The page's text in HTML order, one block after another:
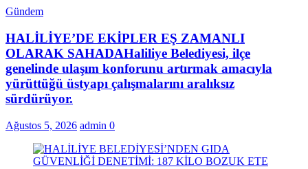
Gündem
HALİLİYE’DE EKİPLER EŞ ZAMANLI
OLARAK SAHADAHaliliye Belediyesi, ilçe
genelinde ulaşım konforunu artırmak amacıyla
yürüttüğü üstyapı çalışmalarını aralıksız
sürdürüyor.
Ağustos 5, 2026 admin 0